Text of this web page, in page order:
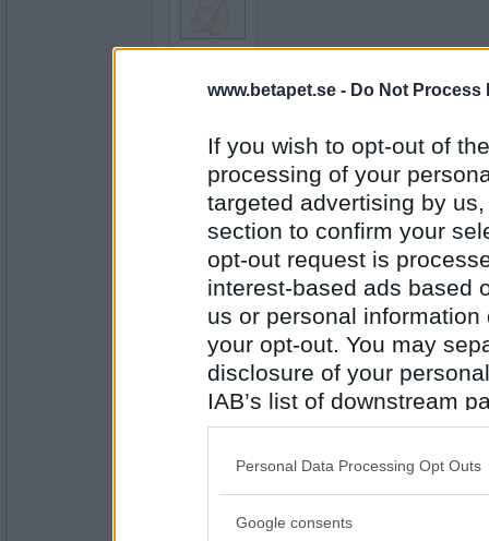
www.betapet.se - Do Not Process
If you wish to opt-out of
processing of your
targeted advertising by
section to confirm your
opt-out request is
interest-based ads based
us or personal
your opt-out. You may
disclosure of your
IAB’s list of downstream
also be disclosed by us
Downstream Participants
Please note that this
Personal Data Processing Opt Outs
Google consents
sushifish
Antal inlägg:
1277
Antal inlägg: 910
slyngel
Antal inlägg:
grodyngel